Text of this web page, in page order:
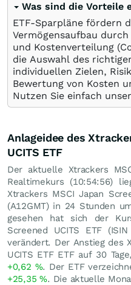
Was sind die Vorteile
ETF-Sparpläne fördern
Vermögensaufbau
und Kostenverteilung
die Auswahl des
individuellen Zielen,
Bewertung von Kosten
Nutzen Sie einfach
Anlageidee des
UCITS ETF
Der aktuelle Xtrackers
Realtimekurs (10:54:56)
Xtrackers MSCI Japan
(A12GMT) in 24 Stunden
gesehen hat sich der
Screened UCITS ETF
verändert. Der Anstieg des
UCITS ETF ETF auf 30
+0,62 %. Der ETF
+25,35%. Die aktuelle